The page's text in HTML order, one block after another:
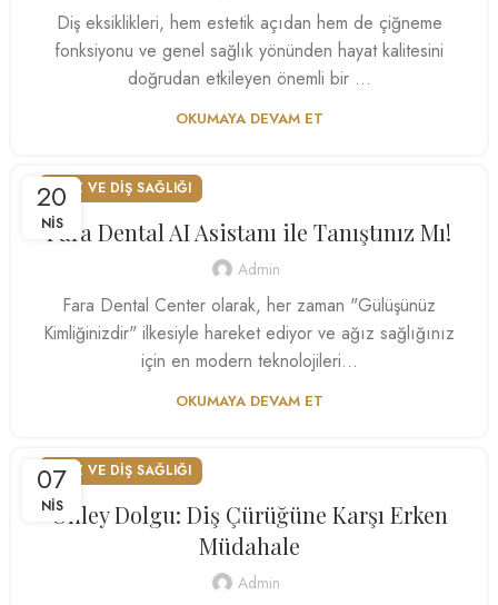
Diş eksiklikleri, hem estetik açıdan hem de çiğneme
fonksiyonu ve genel sağlık yönünden hayat kalitesini
doğrudan etkileyen önemli bir ...
OKUMAYA DEVAM ET
20
NIS
AĞIZ VE DIŞ SAĞLIĞI
Fara Dental AI Asistanı ile Tanıştınız Mı!
Admin
Fara Dental Center olarak, her zaman "Gülüşünüz
Kimliğinizdir" ilkesiyle hareket ediyor ve ağız sağlığınız
için en modern teknolojileri...
OKUMAYA DEVAM ET
07
NIS
AĞIZ VE DIŞ SAĞLIĞI
Onley Dolgu: Diş Çürüğüne Karşı Erken
Müdahale
Admin